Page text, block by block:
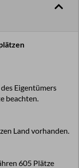
Eigentümers
beachten.
Land vorhanden.
605 Plätze